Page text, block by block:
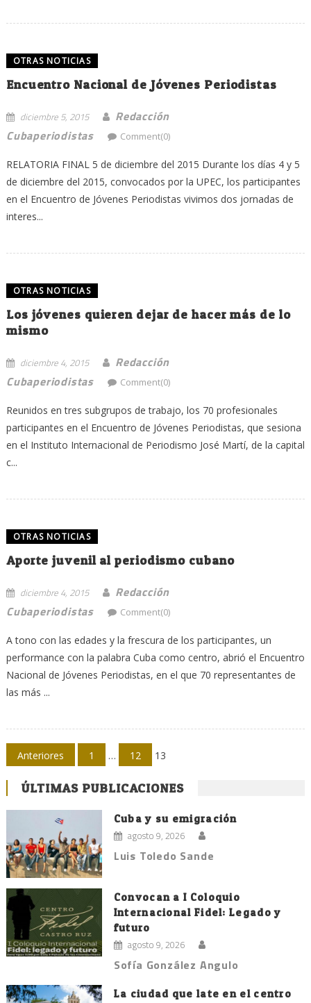
OTRAS NOTICIAS
Encuentro Nacional de Jóvenes Periodistas
diciembre 5, 2015
Redacción
Cubaperiodistas
Comment(0)
RELATORIA FINAL 5 de diciembre del 2015 Durante los días 4 y 5
de diciembre del 2015, convocados por la UPEC, los participantes
en el Encuentro de Jóvenes Periodistas vivimos dos jornadas de
interes...
OTRAS NOTICIAS
Los jóvenes quieren dejar de hacer más de lo
mismo
diciembre 4, 2015
Redacción
Cubaperiodistas
Comment(0)
Reunidos en tres subgrupos de trabajo, los 70 profesionales
participantes en el Encuentro de Jóvenes Periodistas, que sesiona
en el Instituto Internacional de Periodismo José Martí, de la capital
c...
OTRAS NOTICIAS
Aporte juvenil al periodismo cubano
diciembre 4, 2015
Redacción
Cubaperiodistas
Comment(0)
A tono con las edades y la frescura de los participantes, un
performance con la palabra Cuba como centro, abrió el Encuentro
Nacional de Jóvenes Periodistas, en el que 70 representantes de
las más ...
Navegación
de
entradas
Anteriores 1 … 12 13
ÚLTIMAS PUBLICACIONES
Cuba y su emigración
agosto 9, 2026
Luis Toledo Sande
Convocan a I Coloquio
Internacional Fidel: Legado y
futuro
agosto 9, 2026
Sofía González Angulo
La ciudad que late en el centro